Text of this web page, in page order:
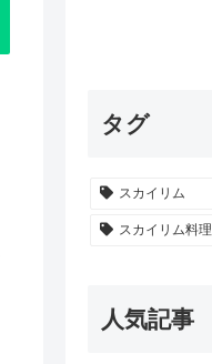
タグ
スカイリム
スカイリム料理
人気記事